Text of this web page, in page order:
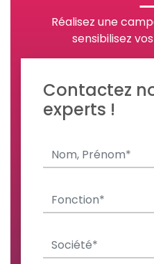
Réalisez une
sensibilisez
Contactez
experts !